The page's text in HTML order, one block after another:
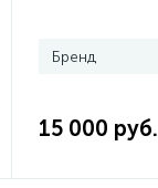
Бренд
15 000 руб.